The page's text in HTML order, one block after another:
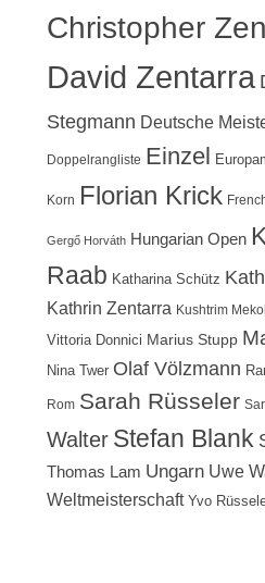
Christopher
David Zentarra
Stegmann Deutsche
Doppelrangliste Einzel
Korn Florian Krick
Gergő Horváth Hungarian Open
Raab Katharina Schütz
Kathrin Zentarra Kushtrim
Vittoria Donnici Marius Stupp
Nina Twer Olaf Völzmann
Rom Sarah Rüsseler
Walter Stefan Blank
Thomas Lam Ungarn Uwe
Weltmeisterschaft Yvo